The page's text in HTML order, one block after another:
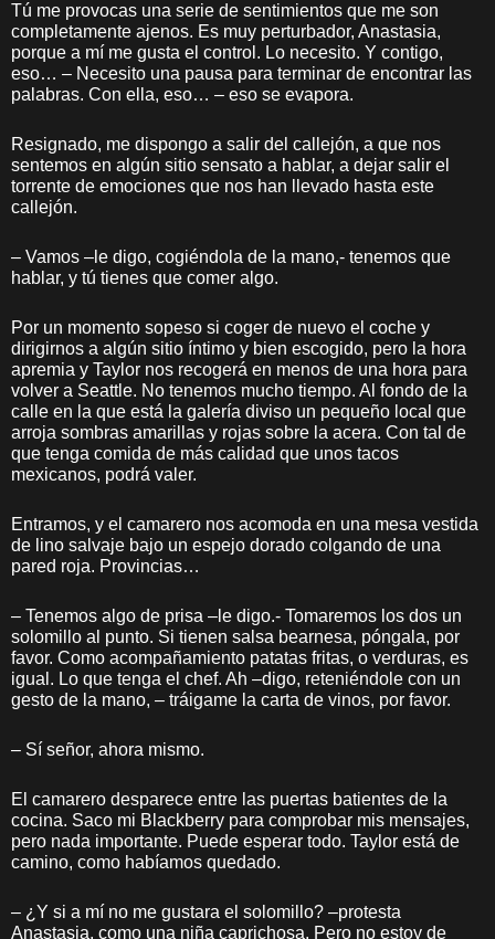
Tú me provocas una serie de sentimientos que me son
completamente ajenos. Es muy perturbador, Anastasia,
porque a mí me gusta el control. Lo necesito. Y contigo,
eso… – Necesito una pausa para terminar de encontrar las
palabras. Con ella, eso… – eso se evapora.
Resignado, me dispongo a salir del callejón, a que nos
sentemos en algún sitio sensato a hablar, a dejar salir el
torrente de emociones que nos han llevado hasta este
callejón.
– Vamos –le digo, cogiéndola de la mano,- tenemos que
hablar, y tú tienes que comer algo.
Por un momento sopeso si coger de nuevo el coche y
dirigirnos a algún sitio íntimo y bien escogido, pero la hora
apremia y Taylor nos recogerá en menos de una hora para
volver a Seattle. No tenemos mucho tiempo. Al fondo de la
calle en la que está la galería diviso un pequeño local que
arroja sombras amarillas y rojas sobre la acera. Con tal de
que tenga comida de más calidad que unos tacos
mexicanos, podrá valer.
Entramos, y el camarero nos acomoda en una mesa vestida
de lino salvaje bajo un espejo dorado colgando de una
pared roja. Provincias…
– Tenemos algo de prisa –le digo.- Tomaremos los dos un
solomillo al punto. Si tienen salsa bearnesa, póngala, por
favor. Como acompañamiento patatas fritas, o verduras, es
igual. Lo que tenga el chef. Ah –digo, reteniéndole con un
gesto de la mano, – tráigame la carta de vinos, por favor.
– Sí señor, ahora mismo.
El camarero desparece entre las puertas batientes de la
cocina. Saco mi Blackberry para comprobar mis mensajes,
pero nada importante. Puede esperar todo. Taylor está de
camino, como habíamos quedado.
– ¿Y si a mí no me gustara el solomillo? –protesta
Anastasia, como una niña caprichosa. Pero no estoy de